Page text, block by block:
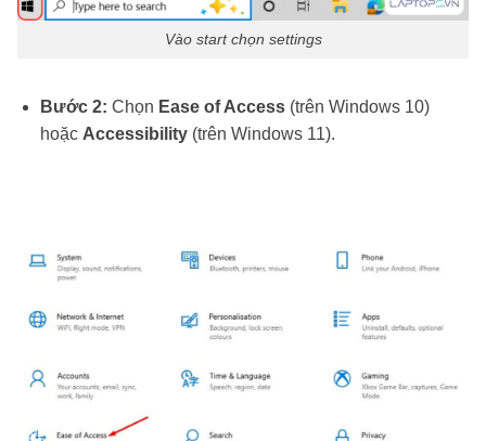
Vào start chọn settings
Bước 2: Chọn Ease of Access(trên Windows 10)
hoặc Accessibility(trên Windows 11).